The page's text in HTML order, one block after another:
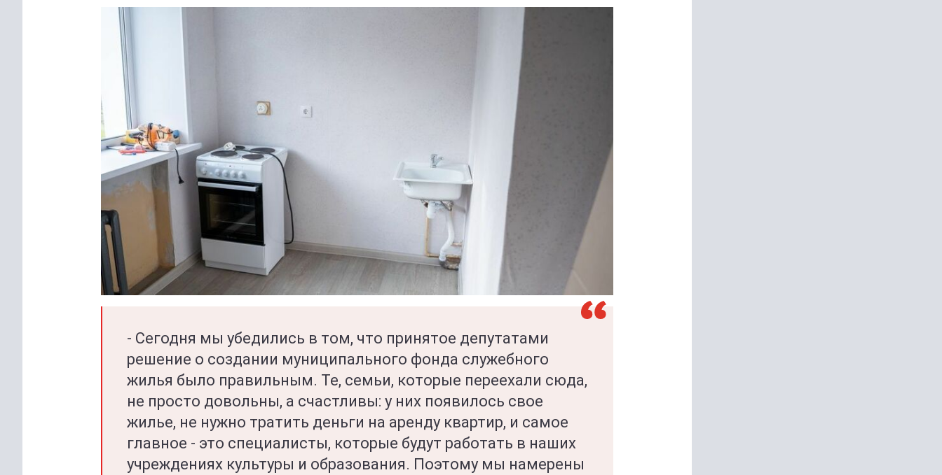
- Сегодня мы убедились в том, что принятое депутатами
решение о создании муниципального фонда служебного
жилья было правильным. Те, семьи, которые переехали сюда,
не просто довольны, а счастливы: у них появилось свое
жилье, не нужно тратить деньги на аренду квартир, и самое
главное - это специалисты, которые будут работать в наших
учреждениях культуры и образования. Поэтому мы намерены